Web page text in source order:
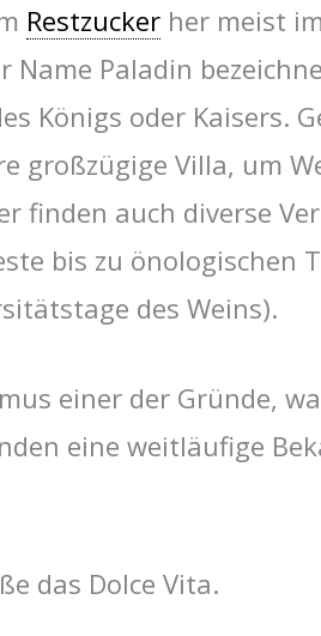
Restzuckerher meist
Name Paladin
Königs oder Kaisers.
großzügige Villa, um
finden auch diverse
bis zu önologischen
des Weins).
einer der Gründe,
eine weitläufige
das Dolce Vita.